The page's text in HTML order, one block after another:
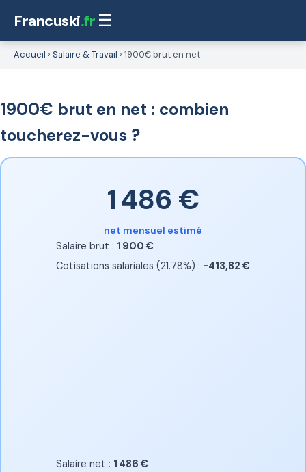
Francuski.fr ☰
Accueil › Salaire & Travail › 1900€ brut en net
1900€ brut en net : combien
toucherez-vous ?
1 486 €
net mensuel estimé
Salaire brut : 1 900 €
Cotisations salariales (21.78%) : -413,82 €
Salaire net : 1 486 €